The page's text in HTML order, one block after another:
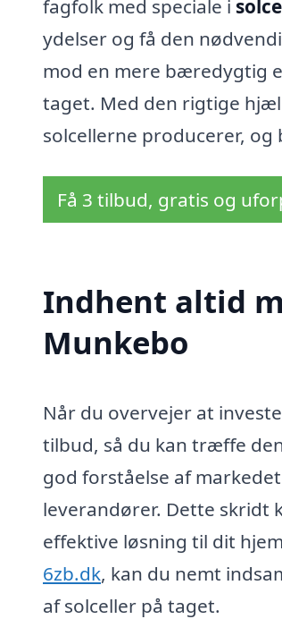
fagfolk med speciale i
ydelser og få den
mod en mere bæredygtig
taget. Med den rigtige
solcellerne producerer,
Få 3 tilbud, gratis og
Indhent altid
Munkebo
Når du overvejer at
tilbud, så du kan træffe
god forståelse af
leverandører. Dette skridt
effektive løsning til dit
6zb.dk, kan du nemt
af solceller på taget.